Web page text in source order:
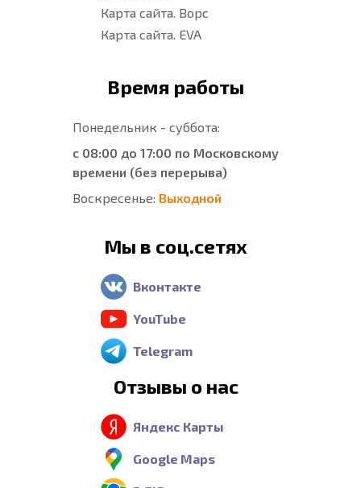
Карта сайта. Ворс
Карта сайта. EVA
Время работы
Понедельник - суббота:
с 08:00 до 17:00 по Московскому
времени (без перерыва)
Воскресенье: Выходной
Мы в соц.сетях
Вконтакте
YouTube
Telegram
Отзывы о нас
Яндекс Карты
Google Maps